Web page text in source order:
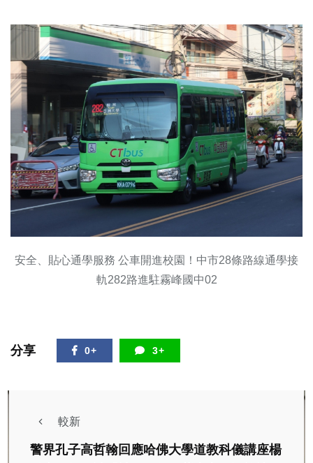
安全、貼心通學服務 公車開進校園！中市28條路線通學接
軌282路進駐霧峰國中02
分享 0+ 3+
較新
警界孔子高哲翰回應哈佛大學道教科儀講座楊